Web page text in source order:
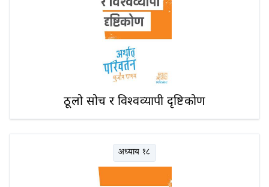
ठूलो सोच र विश्वव्यापी दृष्टिकोण
अध्याय १८